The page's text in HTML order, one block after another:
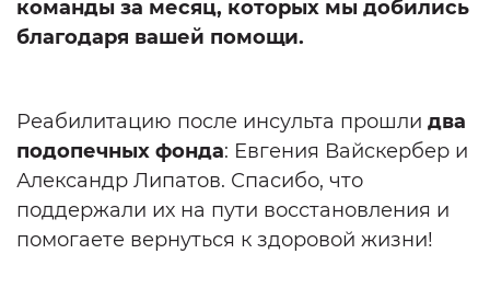
команды за месяц, которых мы добились
благодаря вашей помощи.
Реабилитацию после инсульта прошли два
подопечных фонда: Евгения Вайскербер и
Александр Липатов. Спасибо, что
поддержали их на пути восстановления и
помогаете вернуться к здоровой жизни!